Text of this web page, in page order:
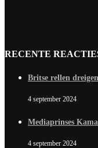
RECENTE
Britse rellen
4 september 2024
Mediaprinses
4 september 2024